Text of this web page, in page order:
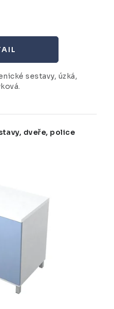
sestavy, úzká,
dveře, police